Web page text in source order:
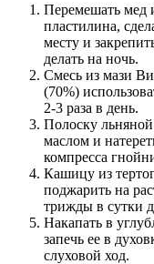
Перемешать мед
пластилина,
месту и
делать на ночь.
Смесь из мази
(70%)
2-3 раза в день.
Полоску
маслом и
компресса
Кашицу из
поджарить на
трижды в сутки
Накапать в
запечь ее в
слуховой ход.